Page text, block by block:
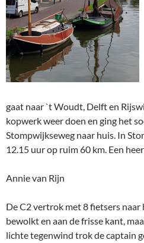
gaat naar `t Woudt, Delft en
kopwerk weer doen en ging het
Stompwijkseweg naar huis. In
12.15 uur op ruim 60 km. Een
Annie van Rijn
De C2 vertrok met 8 fietsers
bewolkt en aan de frisse kant,
lichte tegenwind trok de captain